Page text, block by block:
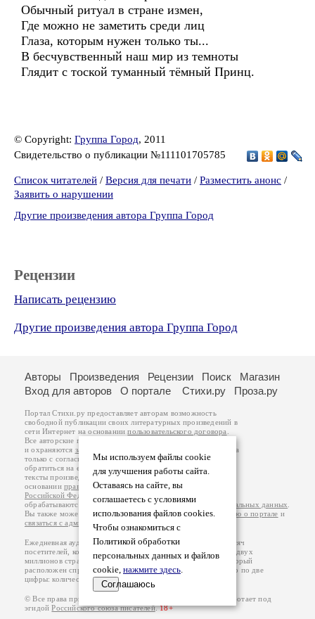
Обычный ритуал в стране измен,
Где можно не заметить среди лиц
Глаза, которым нужен только ты...
В бесчувственный наш мир из темноты
Глядит с тоской туманный тёмный Принц.
© Copyright: Группа Город, 2011
Свидетельство о публикации №111101705785
Список читателей / Версия для печати / Разместить анонс /
Заявить о нарушении
Другие произведения автора Группа Город
Рецензии
Написать рецензию
Другие произведения автора Группа Город
Мы используем файлы cookie
для улучшения работы сайта.
Оставаясь на сайте, вы
соглашаетесь с условиями
использования файлов cookies.
Чтобы ознакомиться с
Политикой обработки
персональных данных и файлов
cookie, нажмите здесь.
Соглашаюсь
Авторы Произведения Рецензии Поиск
Магазин
Вход для авторов
О портале Стихи.ру Проза.ру
Портал Стихи.ру предоставляет авторам возможность
свободной публикации своих литературных произведений в
сети Интернет на основаниипользовательского договора
Все авторские права на произведения принадлежат авторам
и охраняются законом
. Перепечатка произведений возможна
только с согласия его автора, к которому вы можете
обратиться на его авторской странице. Ответственность за
тексты произведений авторы несут самостоятельно на
основанииправил публикацииизаконодательства
Российской Федерации
обрабатываются на основанииПолитики обработки персональных данных
Вы также можете посмотреть более подробнуюинформацию о портале и
связаться с администрацией
Ежедневная аудитория портала Стихи.ру – порядка 200 тысяч
посетителей, которые в общей сумме просматривают более двух
миллионов страниц по данным счетчика посещаемости, который
расположен справа от этого текста. В каждой графе указано по две
цифры: количество просмотров и количество посетителей.
© Все права принадлежат авторам, 2000-2026. Портал работает под
эгидойРоссийского союза писателей.18+